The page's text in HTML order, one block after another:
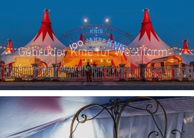
Gebrüder Knie für Westiform
Business – Fotografie